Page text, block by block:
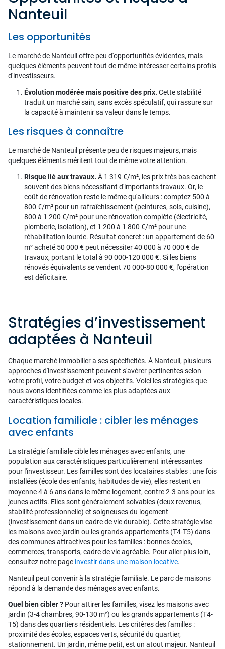
Nanteuil
Les opportunités
Le marché de Nanteuil offre peu d'opportunités évidentes, mais
quelques éléments peuvent tout de même intéresser certains profils
d'investisseurs.
Évolution modérée mais positive des prix. Cette stabilité
traduit un marché sain, sans excès spéculatif, qui rassure sur
la capacité à maintenir sa valeur dans le temps.
Les risques à connaître
Le marché de Nanteuil présente peu de risques majeurs, mais
quelques éléments méritent tout de même votre attention.
Risque lié aux travaux. À 1 319 €/m², les prix très bas cachent
souvent des biens nécessitant d'importants travaux. Or, le
coût de rénovation reste le même qu'ailleurs : comptez 500 à
800 €/m² pour un rafraîchissement (peintures, sols, cuisine),
800 à 1 200 €/m² pour une rénovation complète (électricité,
plomberie, isolation), et 1 200 à 1 800 €/m² pour une
réhabilitation lourde. Résultat concret : un appartement de 60
m² acheté 50 000 € peut nécessiter 40 000 à 70 000 € de
travaux, portant le total à 90 000-120 000 €. Si les biens
rénovés équivalents se vendent 70 000-80 000 €, l'opération
est déficitaire.
Stratégies d’investissement
adaptées à Nanteuil
Chaque marché immobilier a ses spécificités. À Nanteuil, plusieurs
approches d'investissement peuvent s'avérer pertinentes selon
votre profil, votre budget et vos objectifs. Voici les stratégies que
nous avons identifiées comme les plus adaptées aux
caractéristiques locales.
Location familiale : cibler les ménages
avec enfants
La stratégie familiale cible les ménages avec enfants, une
population aux caractéristiques particulièrement intéressantes
pour l'investisseur. Les familles sont des locataires stables : une fois
installées (école des enfants, habitudes de vie), elles restent en
moyenne 4 à 6 ans dans le même logement, contre 2-3 ans pour les
jeunes actifs. Elles sont généralement solvables (deux revenus,
stabilité professionnelle) et soigneuses du logement
(investissement dans un cadre de vie durable). Cette stratégie vise
les maisons avec jardin ou les grands appartements (T4-T5) dans
des communes attractives pour les familles : bonnes écoles,
commerces, transports, cadre de vie agréable. Pour aller plus loin,
consultez notre page investir dans une maison locative.
Nanteuil peut convenir à la stratégie familiale. Le parc de maisons
répond à la demande des ménages avec enfants.
Quel bien cibler ? Pour attirer les familles, visez les maisons avec
jardin (3-4 chambres, 90-130 m²) ou les grands appartements (T4-
T5) dans des quartiers résidentiels. Les critères des familles :
proximité des écoles, espaces verts, sécurité du quartier,
stationnement. Un jardin, même petit, est un atout majeur. Nanteuil